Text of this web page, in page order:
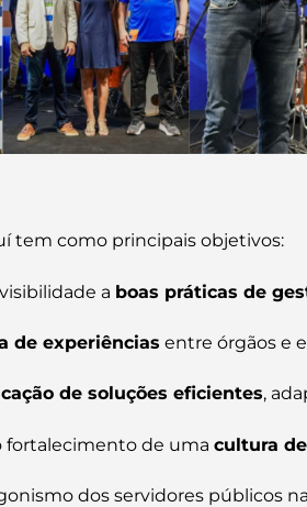
tem como principais objetivos:
a boas práticas de
de experiências entre órgãos e
de soluções eficientes,
fortalecimento de uma cultura
dos servidores públicos